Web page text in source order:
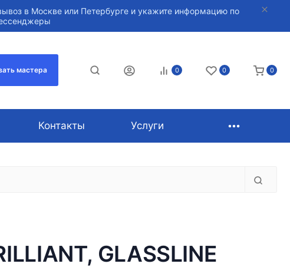
в Москве или Петербурге и укажите информацию по
мастера 0 0 0
Контакты Услуги
GLASSLINE